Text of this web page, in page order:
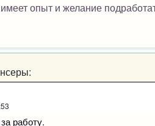
опыт и желание
работу.